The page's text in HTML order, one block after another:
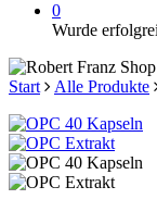
0
Wurde
Start Alle Produkte